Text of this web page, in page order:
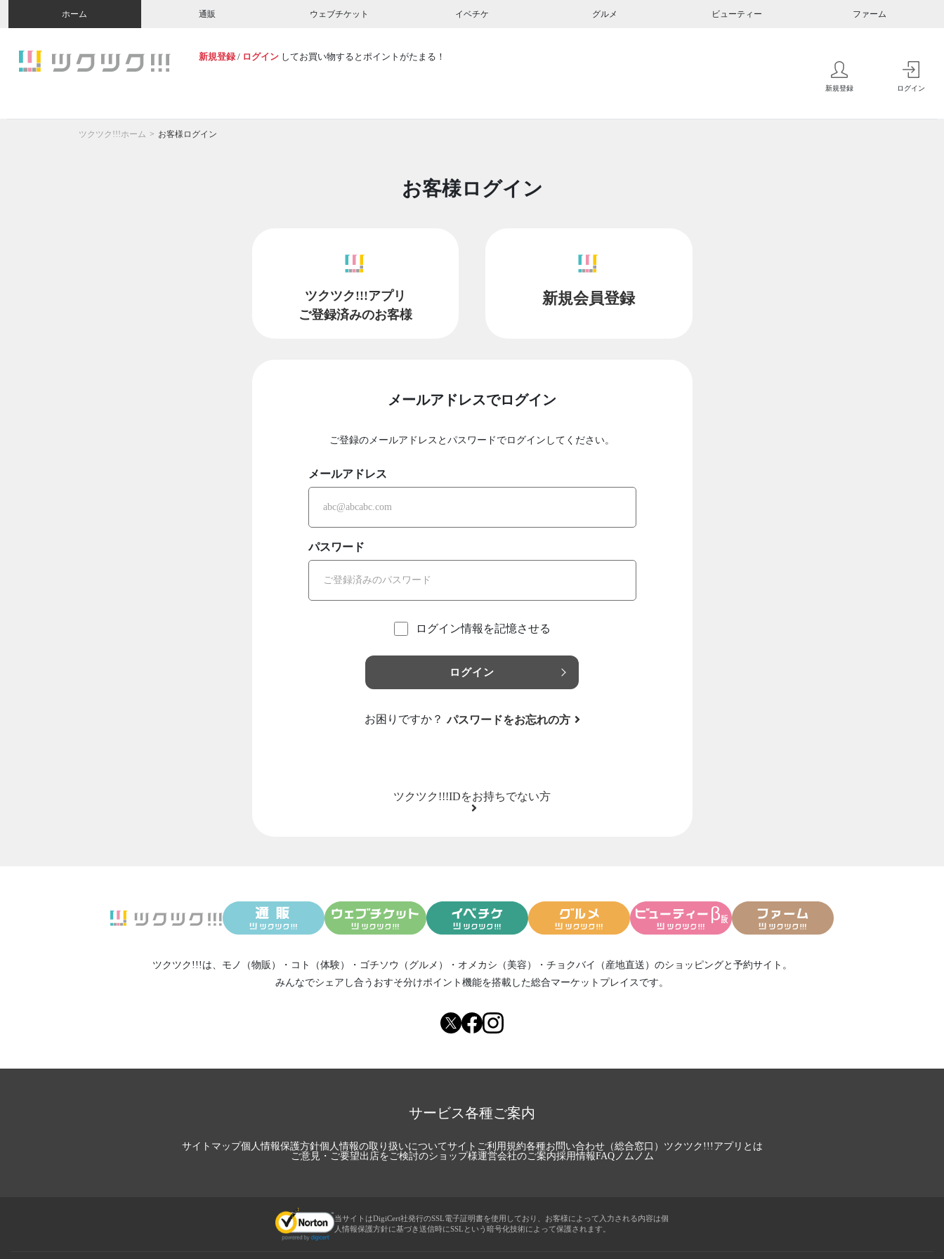
ホーム 通販 ウェブチケット イベチケ グルメ ビューティー ファーム
新規登録 / ログイン してお買い物するとポイントがたまる！
新規登録 ログイン
ツクツク!!!ホーム お客様ログイン
お客様ログイン
ツクツク!!!アプリ
ご登録済みのお客様
新規会員登録
メールアドレスでログイン
ご登録のメールアドレスとパスワードでログインしてください。
メールアドレス
パスワード
ログイン情報を記憶させる
ログイン
お困りですか？ パスワードをお忘れの方
ツクツク!!!IDをお持ちでない方
ツクツク!!!は、 モノ（物販） ・ コト（体験） ・ ゴチソウ（グルメ） ・ オメカシ（美容） ・ チョクバイ（産地直送） のショッピングと予約サイト。
みんなでシェアし合う おすそ分けポイント機能を搭載した総合マーケットプレイスです。
サービス各種ご案内
サイトマップ個人情報保護方針個人情報の取り扱いについてサイトご利用規約各種お問い合わせ（総合窓口） ツクツク!!!アプリとは
ご意見・ご要望出店をご検討のショップ様運営会社のご案内採用情報FAQノムノム
当サイトはDigiCert社発行のSSL電子証明書を使用しており、お客様によって入力される内容は個
人情報保護方針に基づき送信時にSSLという暗号化技術によって保護されます。